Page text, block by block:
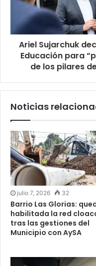
Ariel Sujarchuk
Educación para
de los pilares
Noticias
julio 7, 2026 32
Barrio Las Glorias:
habilitada la red
tras las gestiones del
Municipio con AySA